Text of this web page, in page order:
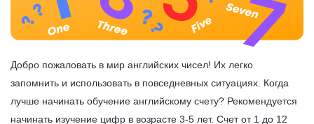
Добро пожаловать в мир английских чисел! Их легко
запомнить и использовать в повседневных ситуациях. Когда
лучше начинать обучение английскому счету? Рекомендуется
начинать изучение цифр в возрасте 3-5 лет. Счет от 1 до 12